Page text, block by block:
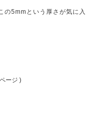
の5mmという厚さが気に入
ージ )